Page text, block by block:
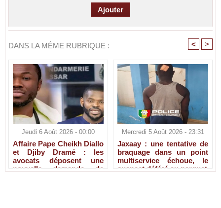
DANS LA MÊME RUBRIQUE : < >
Jeudi 6 Août 2026 - 00:00
Affaire Pape Cheikh Diallo
et Djiby Dramé : les
avocats déposent une
nouvelle demande de
Mercredi 5 Août 2026 - 23:31
Jaxaay : une tentative de
braquage dans un point
multiservice échoue, le
suspect déféré au parquet